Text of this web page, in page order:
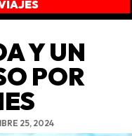
Y UN
POR
25, 2024